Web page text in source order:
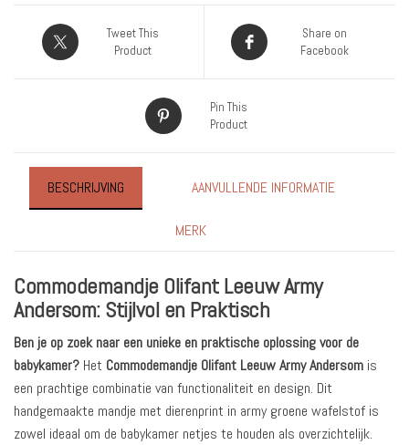
Tweet This
Product
Share on
Facebook
Pin This
Product
BESCHRIJVING AANVULLENDE INFORMATIE
MERK
Commodemandje Olifant Leeuw Army
Andersom: Stijlvol en Praktisch
Ben je op zoek naar een unieke en praktische oplossing voor de
babykamer? Het Commodemandje Olifant Leeuw Army Andersom is
een prachtige combinatie van functionaliteit en design. Dit
handgemaakte mandje met dierenprint in army groene wafelstof is
zowel ideaal om de babykamer netjes te houden als overzichtelijk.